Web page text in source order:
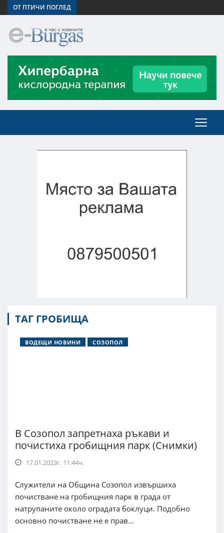
ОТ ПТИЧИ ПОГЛЕД
ТАГ ГРОБИЩА
ВОДЕЩИ НОВИНИ СОЗОПОЛ
В Созопол запретнаха ръкави и
почистиха гробищния парк (Снимки)
17.01.2023г. 11:44ч.
Служители на Община Созопол извършиха
почистване на гробищния парк в града от
натрупаните около оградата боклуци. Подобно
основно почистване не е прав...